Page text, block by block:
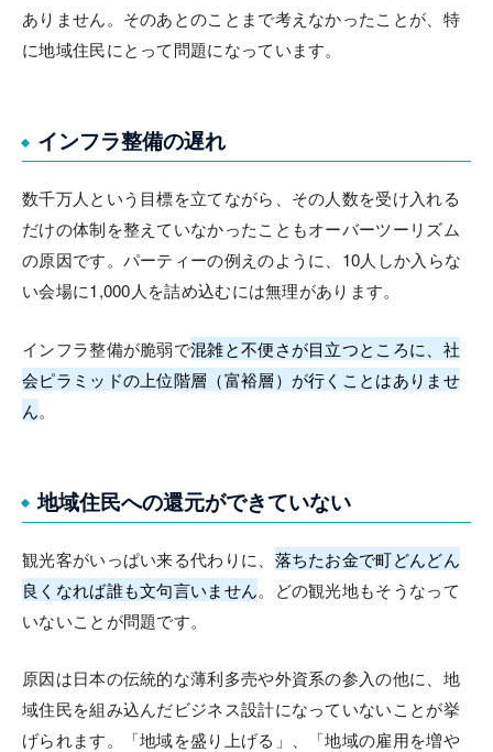
ありません。そのあとのことまで考えなかったことが、特
に地域住民にとって問題になっています。
インフラ整備の遅れ
数千万人という目標を立てながら、その人数を受け入れる
だけの体制を整えていなかったこともオーバーツーリズム
の原因です。パーティーの例えのように、10人しか入らな
い会場に1,000人を詰め込むには無理があります。
インフラ整備が脆弱で混雑と不便さが目立つところに、社
会ピラミッドの上位階層（富裕層）が行くことはありませ
ん。
地域住民への還元ができていない
観光客がいっぱい来る代わりに、 落ちたお金で町どんどん
良くなれば誰も文句言いません。どの観光地もそうなって
いないことが問題です。
原因は日本の伝統的な薄利多売や外資系の参入の他に、地
域住民を組み込んだビジネス設計になっていないことが挙
げられます。「地域を盛り上げる」、「地域の雇用を増や